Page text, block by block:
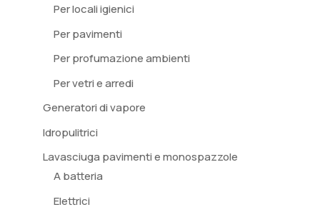
Per locali igienici
Per pavimenti
Per profumazione ambienti
Per vetri e arredi
Generatori di vapore
Idropulitrici
Lavasciuga pavimenti e monospazzole
A batteria
Elettrici